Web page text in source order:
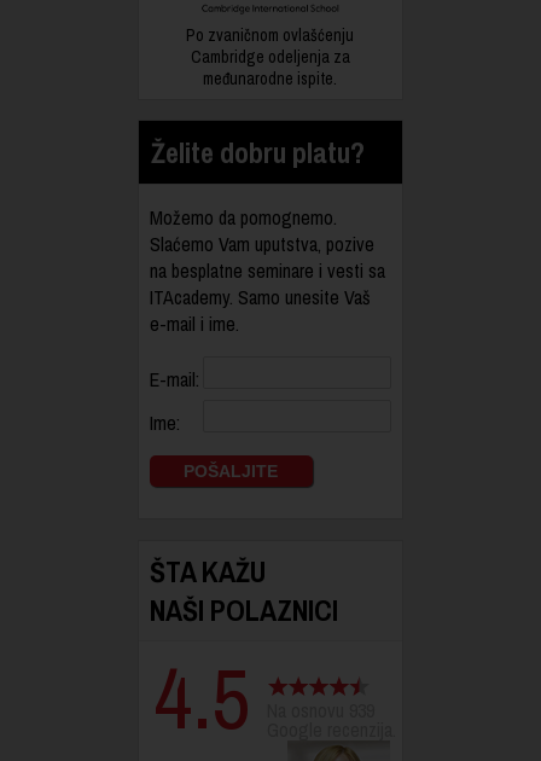
Po zvaničnom ovlašćenju
Cambridge odeljenja za
međunarodne ispite.
Želite dobru platu?
Možemo da pomognemo.
Slaćemo Vam uputstva, pozive
na besplatne seminare i vesti sa
ITAcademy. Samo unesite Vaš
e-mail i ime.
E-mail:
Ime:
ŠTA KAŽU
NAŠI POLAZNICI
4.5